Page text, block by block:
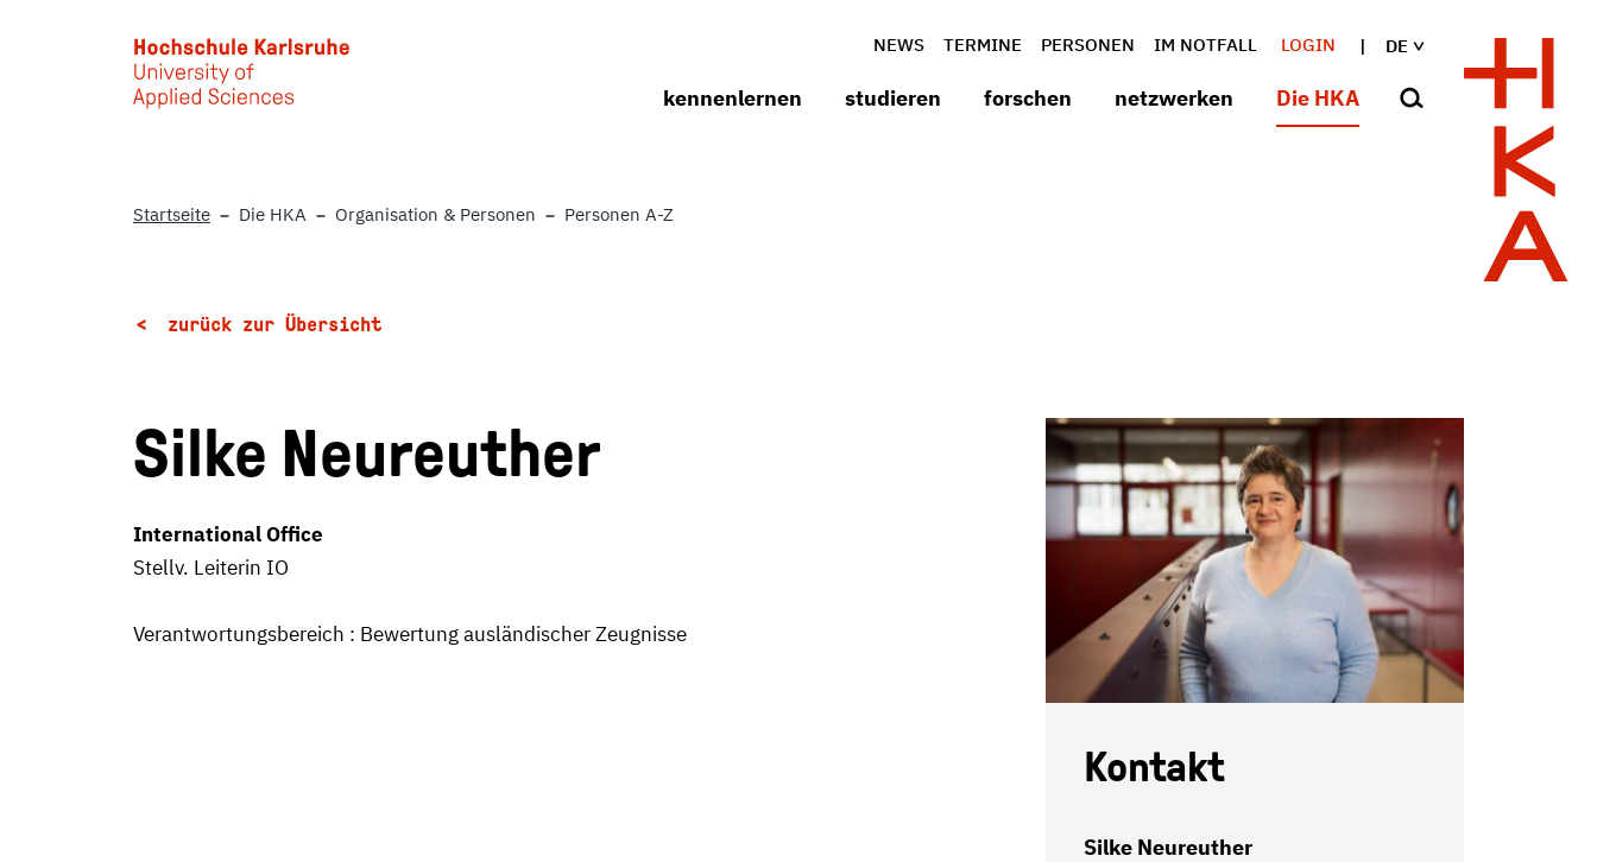
DE
NEWS TERMINE PERSONEN IM NOTFALL LOGIN
kennenlernen studieren forschen netzwerken Die HKA
Startseite Die HKA Organisation & Personen Personen A-Z
zurück zur Übersicht
Silke Neureuther
International Office
Stellv. Leiterin IO
Verantwortungsbereich : Bewertung ausländischer Zeugnisse
Kontakt
Silke Neureuther